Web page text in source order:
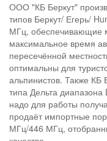
ООО "КБ Беркут"
типов Беркут/ Егерь/
МГц, обеспечивающие
максимальное время
пересечённой
оптимальны для
альпинистов. Также КБ
типа Дельта
надо для работы
продаёт импортные
МГц/446 МГц,